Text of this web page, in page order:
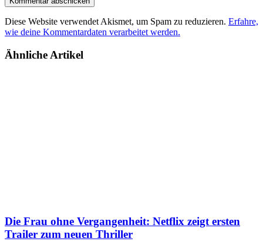
Diese Website verwendet Akismet, um Spam zu reduzieren. Erfahre,
wie deine Kommentardaten verarbeitet werden.
Ähnliche Artikel
Die Frau ohne Vergangenheit: Netflix zeigt ersten
Trailer zum neuen Thriller